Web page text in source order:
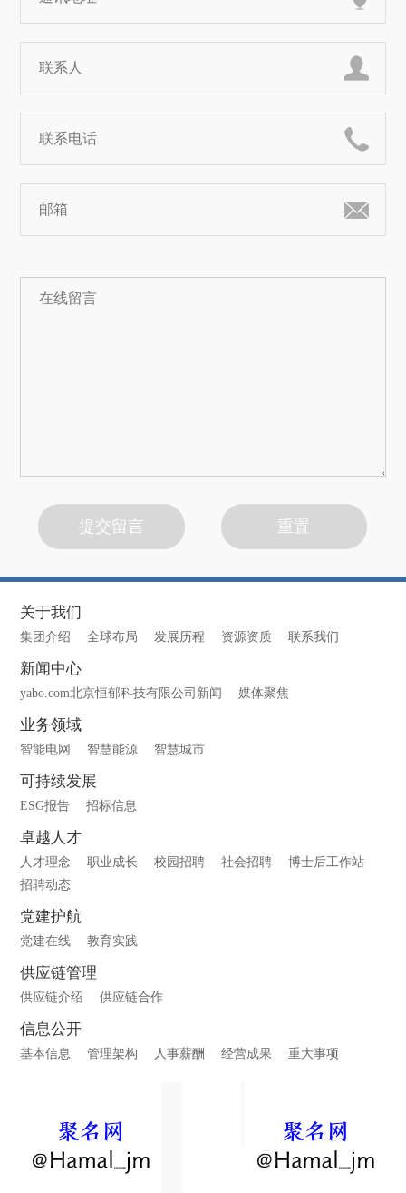
关于我们
集团介绍 全球布局 发展历程 资源资质 联系我们
新闻中心
yabo.com北京恒郁科技有限公司新闻 媒体聚焦
业务领域
智能电网 智慧能源 智慧城市
可持续发展
ESG报告 招标信息
卓越人才
人才理念 职业成长 校园招聘 社会招聘
博士后工作站
招聘动态
党建护航
党建在线 教育实践
供应链管理
供应链介绍 供应链合作
信息公开
基本信息 管理架构 人事薪酬 经营成果 重大事项